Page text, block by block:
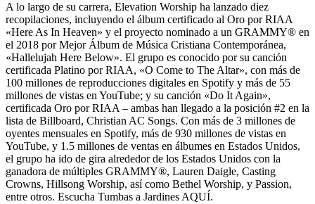
A lo largo de su carrera, Elevation Worship ha lanzado diez
recopilaciones, incluyendo el álbum certificado al Oro por RIAA
«Here As In Heaven» y el proyecto nominado a un GRAMMY® en
el 2018 por Mejor Álbum de Música Cristiana Contemporánea,
«Hallelujah Here Below». El grupo es conocido por su canción
certificada Platino por RIAA, «O Come to The Altar», con más de
100 millones de reproducciones digitales en Spotify y más de 55
millones de vistas en YouTube; y su canción «Do It Again»,
certificada Oro por RIAA – ambas han llegado a la posición #2 en la
lista de Billboard, Christian AC Songs. Con más de 3 millones de
oyentes mensuales en Spotify, más de 930 millones de vistas en
YouTube, y 1.5 millones de ventas en álbumes en Estados Unidos,
el grupo ha ido de gira alrededor de los Estados Unidos con la
ganadora de múltiples GRAMMY®, Lauren Daigle, Casting
Crowns, Hillsong Worship, así como Bethel Worship, y Passion,
entre otros. Escucha Tumbas a Jardines AQUÍ.